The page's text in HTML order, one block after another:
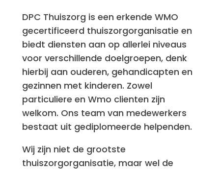
DPC Thuiszorg is een erkende WMO
gecertificeerd thuiszorgorganisatie en
biedt diensten aan op allerlei niveaus
voor verschillende doelgroepen, denk
hierbij aan ouderen, gehandicapten en
gezinnen met kinderen. Zowel
particuliere en Wmo clienten zijn
welkom. Ons team van medewerkers
bestaat uit gediplomeerde helpenden.
Wij zijn niet de grootste
thuiszorgorganisatie, maar wel de